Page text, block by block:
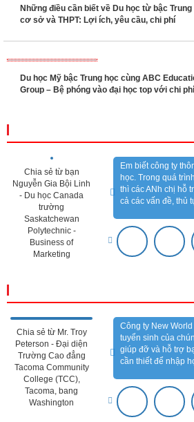
Những điều cần biết về Du học từ bậc Trung
cơ sở và THPT: Lợi ích, yêu cầu, chi phí
Du học Mỹ bậc Trung học cùng ABC
Group – Bệ phóng vào đại học top với chi
Chia sẻ từ bạn
Nguyễn Gia Bội Linh
- Du học Canada
trường
Saskatchewan
Polytechnic -
Business of
Marketing
Em biết công ty
học. Trong quá
thì các ANh chị hỗ
cả các vấn đề, thủ
Chia sẻ từ Mr. Troy
Peterson - Đại diện
Trường Cao đẳng
Tacoma Community
College (TCC),
Tacoma, bang
Washington
Công ty New
tuyển sinh của
giúp đỡ và hỗ trợ
cần thiết để nhập